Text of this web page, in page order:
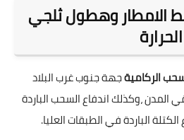
الامطار وهطول ثلجي
الركاميةجهة جنوب غرب البلاد
،وكذلك اندفاع السحب الباردة
الباردة في الطبقات العليا.